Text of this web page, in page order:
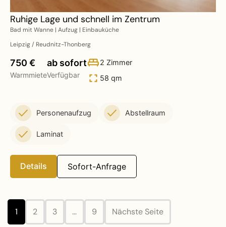
Ruhige Lage und schnell im Zentrum
Bad mit Wanne | Aufzug | Einbauküche
Leipzig / Reudnitz-Thonberg
750 €
Warmmiete
ab sofort
Verfügbar
2 Zimmer
58 qm
Personenaufzug Abstellraum
Laminat
Details Sofort-Anfrage
1 2 3 … 9 Nächste Seite